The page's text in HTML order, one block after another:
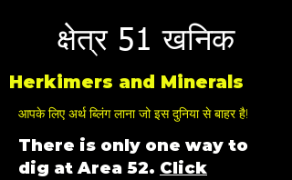
क्षेत्र 51 खनिक
Herkimers and Minerals
आपके लिए अर्थ ब्लिंग लाना जो इस दुनिया से बाहर है!
There is only one way to
dig at Area 52. Click